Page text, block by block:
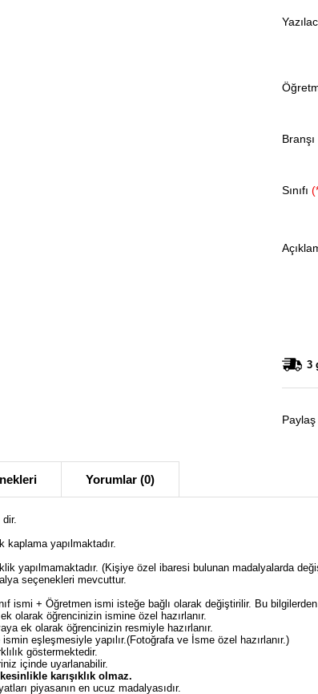
Branşı
Sınıfı
3
Paylaş
Yorumlar (0)
dir.
kaplama yapılmaktadır.
yapılmamaktadır. (Kişiye özel ibaresi bulunan madalyalarda
seçenekleri mevcuttur.
ismi + Öğretmen ismi isteğe bağlı olarak değiştirilir. Bu
olarak öğrencinizin ismine özel hazırlanır.
ek olarak öğrencinizin resmiyle hazırlanır.
eşleşmesiyle yapılır.(Fotoğrafa ve İsme özel hazırlanır.)
göstermektedir.
içinde uyarlanabilir.
karışıklık olmaz.
piyasanın en ucuz madalyasıdır.